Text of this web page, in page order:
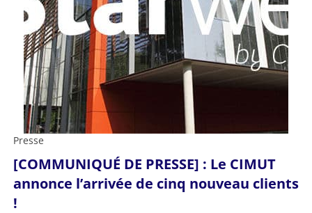
Presse
[COMMUNIQUÉ DE PRESSE] : Le CIMUT
annonce l’arrivée de cinq nouveau clients
!